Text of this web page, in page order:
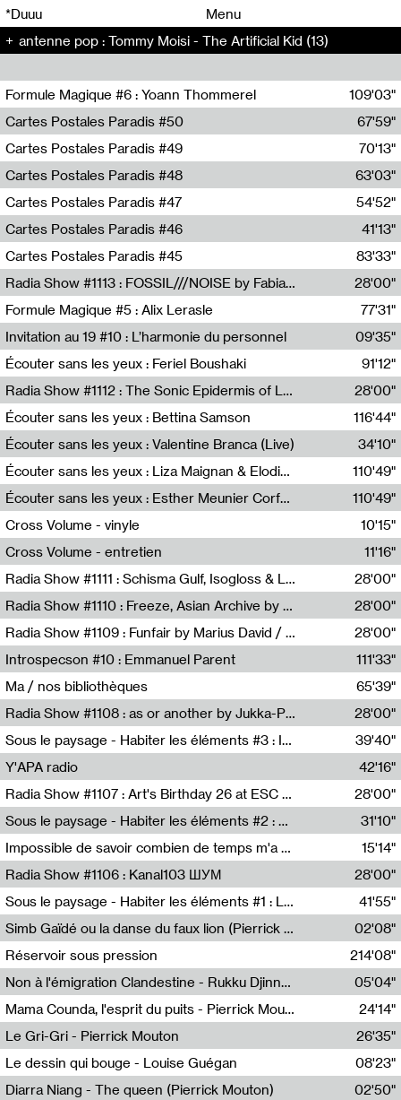
*Duuu
Menu
antenne pop : Tommy Moisi - The Artificial Kid (13)
Formule Magique #6 : Yoann Thommerel
Nathalie Lacroix,Yoann Thommerel
109'03"
Cartes Postales Paradis #50
Zoé Leroux
67'59"
Cartes Postales Paradis #49
Aurore Portales
70'13"
Cartes Postales Paradis #48
Mathias Dupaquier
63'03"
Cartes Postales Paradis #47
Raymond Engramer
54'52"
Cartes Postales Paradis #46
Sarah Banville
41'13"
Cartes Postales Paradis #45
Mateo Cuin
83'33"
Radia Show #1113 : FOSSIL///NOISE by Fabiana Gibim / Wave Farm
Wave Farm
28'00"
Formule Magique #5 : Alix Lerasle
Nathalie Lacroix
77'31"
Invitation au 19 #10 : L’harmonie du personnel
19, CRAC
09'35"
Écouter sans les yeux : Feriel Boushaki
Feriel Boushaki
91'12"
Radia Show #1112 : The Sonic Epidermis of Lake Léman by Paul Courlet / Guest Slot
28'00"
Écouter sans les yeux : Bettina Samson
Bettina Samson
116'44"
Écouter sans les yeux : Valentine Branca (Live)
Valentine Branca
34'10"
Écouter sans les yeux : Liza Maignan & Elodie Lecat
Liza Maignan,Elodie Lecat
110'49"
Écouter sans les yeux : Esther Meunier Corfdyr
Esther Meunier Corfdyr
110'49"
Cross Volume - vinyle
10'15"
Cross Volume - entretien
11'16"
Radia Show #1111 : Schisma Gulf, Isogloss & Lament For The Old Clock By Harvey Young / Resonance
Resonance
28'00"
Radia Show #1110 : Freeze, Asian Archive by Avita Maheen / Radio Worm
Radio WORM
28'00"
Radia Show #1109 : Funfair by Marius David / JET FM
Jet FM
28'00"
Introspecson #10 : Emmanuel Parent
Pierre Henry,Emmanuel Parent
111'33"
Ma / nos bibliothèques
Sarah Tritz,Elene Lapiashivili,Justin Marconnet,Mateo Cuche,Esther Lechevalier,Suzie Lecroart,Romance Castelet
65'39"
Radia Show #1108 : as or another by Jukka-Pekka Kervinen / Rádio Zero
Radio Zero
28'00"
Sous le paysage - Habiter les éléments #3 : Interprétations, rituels et symboliques des éléments
Nastassja Martin
39'40"
Y'APA radio
Pierrick Mouton
42'16"
Radia Show #1107 : Art's Birthday 26 at ESC - Medien Kunst Labor
Radio Helsinki
28'00"
Sous le paysage - Habiter les éléments #2 : Vers le tournant élémentaire
Nastassja Martin
31'10"
Impossible de savoir combien de temps m'a échappé
Mélanie Blaison,Mateo Cuin
15'14"
Radia Show #1106 : Kanal103 ШУМ
Kanal103
28'00"
Sous le paysage - Habiter les éléments #1 : Les éléments et les débordements du vivant
Nastassja Martin
41'55"
Simb Gaïdé ou la danse du faux lion (Pierrick Mouton)
Pierrick Mouton,Simb Gaïdé
02'08"
Réservoir sous pression
214'08"
Non à l'émigration Clandestine - Rukku Djinne Squad (Eden Tinto Collins)
Eden Tinto Collins,Rukku Djinne
05'04"
Mama Counda, l'esprit du puits - Pierrick Mouton
Pierrick Mouton
24'14"
Le Gri-Gri - Pierrick Mouton
Pierrick Mouton
26'35"
Le dessin qui bouge - Louise Guégan
Louise Guégan
08'23"
Diarra Niang - The queen (Pierrick Mouton)
02'50"
00 00
00 00